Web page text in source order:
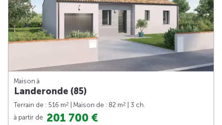
Maison à
Landeronde (85)
Terrain de : 516 m2 | Maison de : 82 m2
| 3 ch.
à partir de 201 700 €